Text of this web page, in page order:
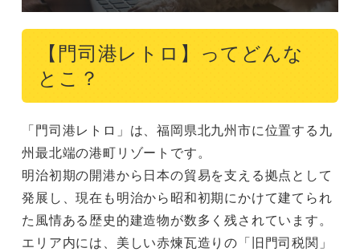
【門司港レトロ】ってどんな
とこ？
「門司港レトロ」は、福岡県北九州市に位置する九
州最北端の港町リゾートです。
明治初期の開港から日本の貿易を支える拠点として
発展し、現在も明治から昭和初期にかけて建てられ
た風情ある歴史的建造物が数多く残されています。
エリア内には、美しい赤煉瓦造りの「旧門司税関」